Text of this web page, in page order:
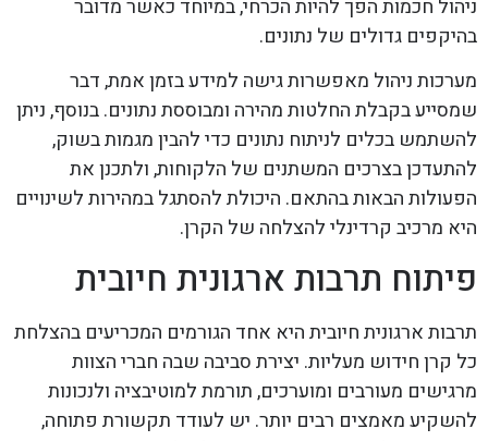
ניהול חכמות הפך להיות הכרחי, במיוחד כאשר מדובר
בהיקפים גדולים של נתונים.
מערכות ניהול מאפשרות גישה למידע בזמן אמת, דבר
שמסייע בקבלת החלטות מהירה ומבוססת נתונים. בנוסף, ניתן
להשתמש בכלים לניתוח נתונים כדי להבין מגמות בשוק,
להתעדכן בצרכים המשתנים של הלקוחות, ולתכנן את
הפעולות הבאות בהתאם. היכולת להסתגל במהירות לשינויים
היא מרכיב קרדינלי להצלחה של הקרן.
פיתוח תרבות ארגונית חיובית
תרבות ארגונית חיובית היא אחד הגורמים המכריעים בהצלחת
כל קרן חידוש מעליות. יצירת סביבה שבה חברי הצוות
מרגישים מעורבים ומוערכים, תורמת למוטיבציה ולנכונות
להשקיע מאמצים רבים יותר. יש לעודד תקשורת פתוחה,